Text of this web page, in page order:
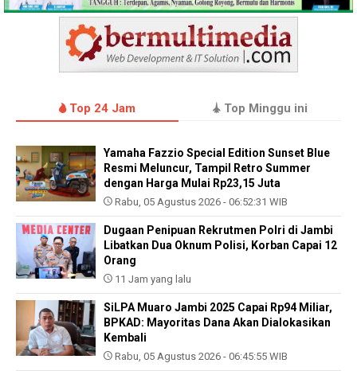
Top 24 Jam Top Minggu ini
Yamaha Fazzio Special Edition Sunset Blue
Resmi Meluncur, Tampil Retro Summer
dengan Harga Mulai Rp23,15 Juta
Rabu, 05 Agustus 2026 - 06:52:31 WIB
Dugaan Penipuan Rekrutmen Polri di Jambi
Libatkan Dua Oknum Polisi, Korban Capai 12
Orang
11 Jam yang lalu
SiLPA Muaro Jambi 2025 Capai Rp94 Miliar,
BPKAD: Mayoritas Dana Akan Dialokasikan
Kembali
Rabu, 05 Agustus 2026 - 06:45:55 WIB